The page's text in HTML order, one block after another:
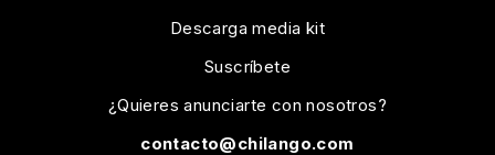
Descarga media kit
Suscríbete
¿Quieres anunciarte con nosotros?
contacto@chilango.com